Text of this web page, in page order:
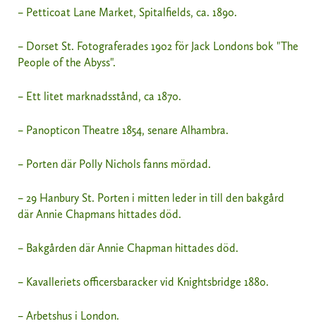
– Petticoat Lane Market, Spitalfields, ca. 1890.
– Dorset St. Fotograferades 1902 för Jack Londons bok "The
People of the Abyss".
– Ett litet marknadsstånd, ca 1870.
– Panopticon Theatre 1854, senare Alhambra.
– Porten där Polly Nichols fanns mördad.
– 29 Hanbury St. Porten i mitten leder in till den bakgård
där Annie Chapmans hittades död.
– Bakgården där Annie Chapman hittades död.
– Kavalleriets officersbaracker vid Knightsbridge 1880.
– Arbetshus i London.